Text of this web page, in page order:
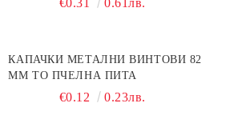
€0.31 0.61лв.
КАПАЧКИ МЕТАЛНИ ВИНТОВИ 82
ММ ТО ПЧЕЛНА ПИТА
€0.12 0.23лв.